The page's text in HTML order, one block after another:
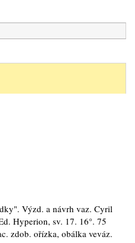
Výzd. a návrh vaz. Cyril
Hyperion, sv. 17. 16°. 75
zdob. ořízka, obálka veváz.